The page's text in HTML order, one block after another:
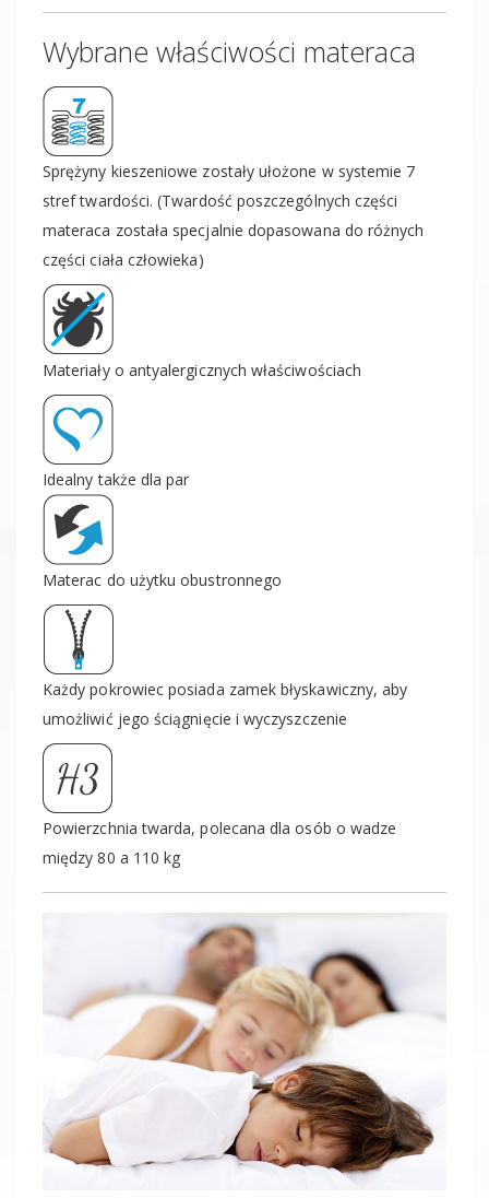
Wybrane właściwości materaca
Sprężyny kieszeniowe zostały ułożone w systemie 7
stref twardości. (Twardość poszczególnych części
materaca została specjalnie dopasowana do różnych
części ciała człowieka)
Materiały o antyalergicznych właściwościach
Idealny także dla par
Materac do użytku obustronnego
Każdy pokrowiec posiada zamek błyskawiczny, aby
umożliwić jego ściągnięcie i wyczyszczenie
Powierzchnia twarda, polecana dla osób o wadze
między 80 a 110 kg